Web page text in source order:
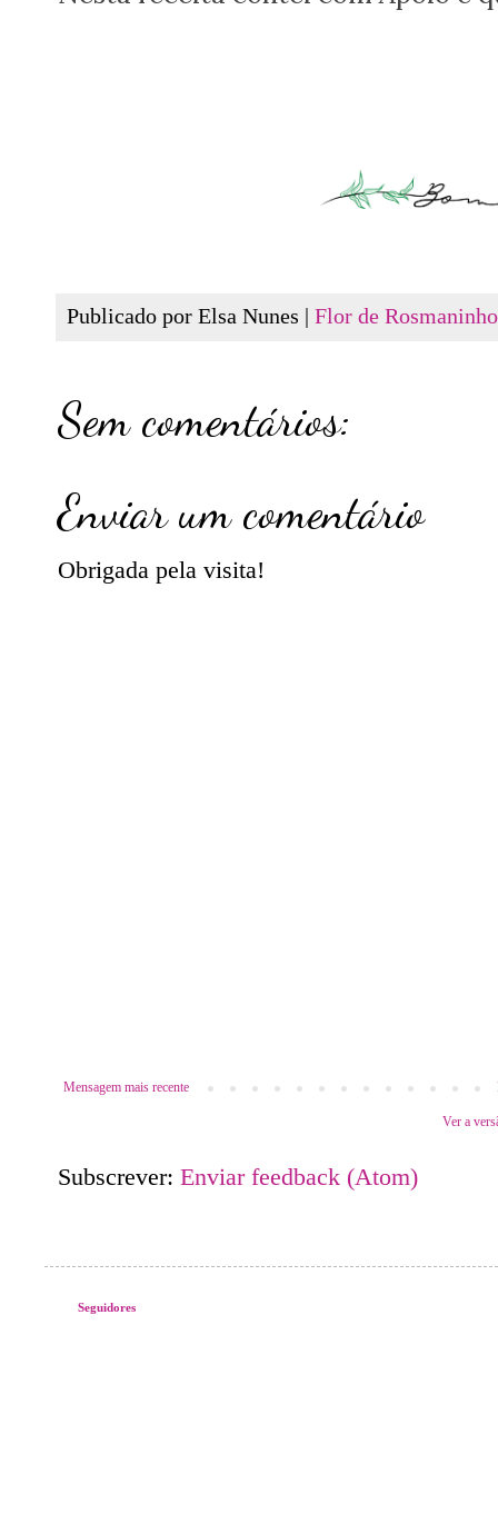
Publicado por Elsa Nunes | Flor de
Sem comentários:
Enviar um comentário
Obrigada pela visita!
Mensagem mais recente
Ver a
Subscrever: Enviar feedback (Atom)
Seguidores